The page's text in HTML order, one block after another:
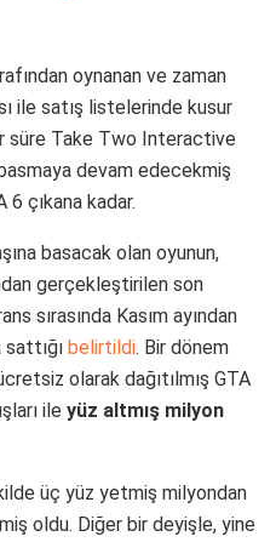
oynanan ve zaman
ile satış listelerinde kusur
süre Take Two Interactive
devam edecekmiş
6 çıkana kadar.
basacak olan oyunun,
gerçekleştirilen son
sırasında Kasım ayından
belirtildi. Bir dönem
olarak dağıtılmış GTA
ile yüz altmış milyon
üç yüz yetmiş milyondan
oldu. Diğer bir deyişle, yine